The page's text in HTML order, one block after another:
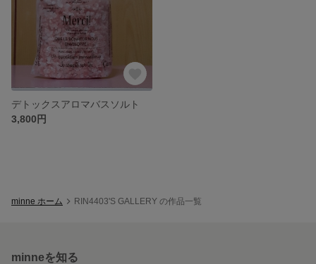
デトックスアロマバスソルト
3,800円
minne ホーム RIN4403'S GALLERY の作品一覧
minneを知る